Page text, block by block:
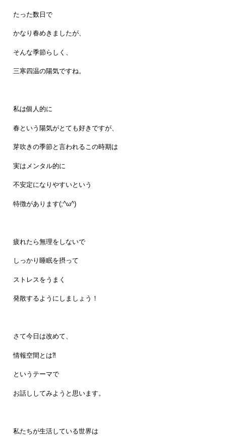
たった数日で
かなり春めきましたが、
そんな季節らしく、
三寒四温の陽気ですね。
私は個人的に
春という陽気がとても好きですが、
芽吹きの季節と言われるこの時期は
実はメンタル的に
不安定になりやすいという
特徴があります(;^ω^)
疲れたら無理をしないで
しっかり睡眠を摂って
ストレスをうまく
発散するようにしましょう！
さて今日は改めて、
情報空間とは⁈
というテーマで
お話ししてみようと思います。
私たちが生活している世界は